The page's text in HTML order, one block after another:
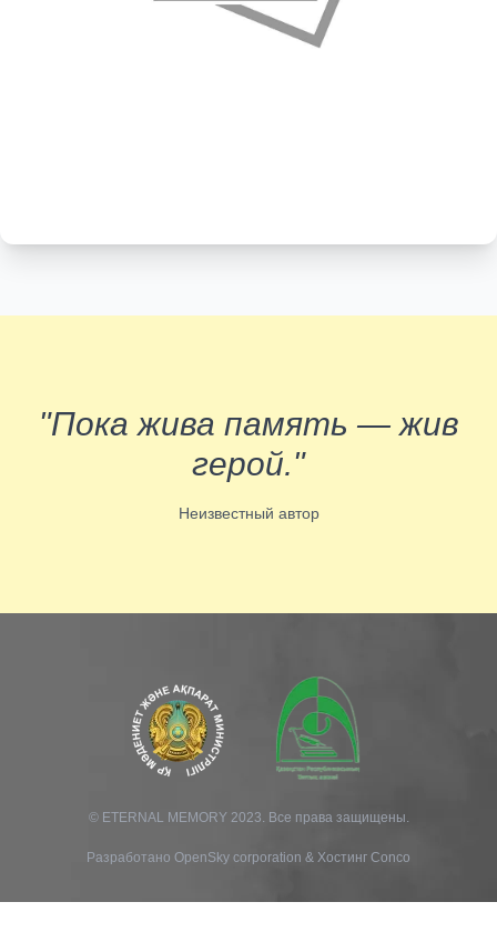
"Пока жива память — жив
герой."
Неизвестный автор
© ETERNAL MEMORY 2023. Все права защищены.
Разработано OpenSky corporation & Хостинг Conco